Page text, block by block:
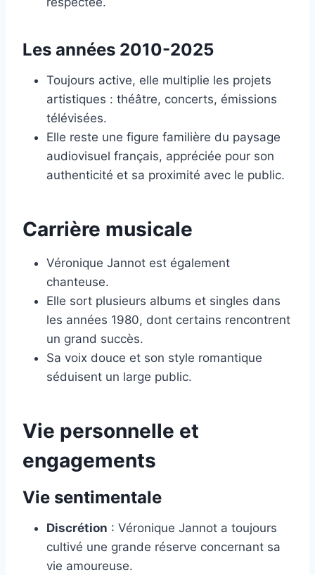
Les années 2010-2025
Toujours active, elle multiplie les projets
artistiques : théâtre, concerts, émissions
télévisées.
Elle reste une figure familière du paysage
audiovisuel français, appréciée pour son
authenticité et sa proximité avec le public.
Carrière musicale
Véronique Jannot est également
chanteuse.
Elle sort plusieurs albums et singles dans
les années 1980, dont certains rencontrent
un grand succès.
Sa voix douce et son style romantique
séduisent un large public.
Vie personnelle et
engagements
Vie sentimentale
Discrétion : Véronique Jannot a toujours
cultivé une grande réserve concernant sa
vie amoureuse.